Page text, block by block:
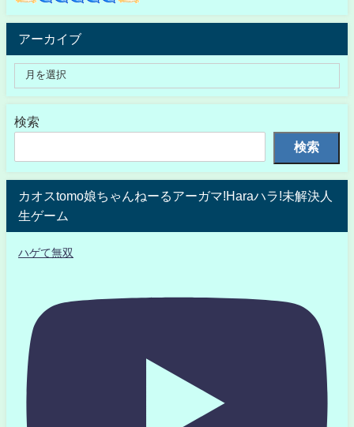
アーカイブ
検索
検索
カオスtomo娘ちゃんねーるアーガマ!Haraハラ!未解決人
生ゲーム
ハゲて無双